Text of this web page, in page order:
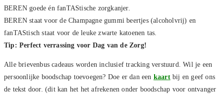
BEREN goede én fanTAStische zorgkanjer.
BEREN staat voor de Champagne gummi beertjes (alcoholvrij) en
fanTAStisch staat voor de leuke zwarte katoenen tas.
Tip: Perfect verrassing voor Dag van de Zorg!
Alle brievenbus cadeaus worden inclusief tracking verstuurd. Wil je een
persoonlijke boodschap toevoegen? Doe er dan een kaartbij en geef ons
de tekst door. (dit kan het het afrekenen onder boodschap voor ontvanger